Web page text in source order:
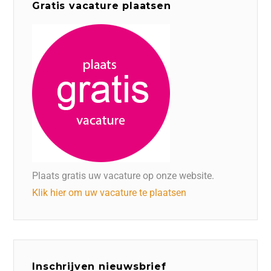
Gratis vacature plaatsen
Plaats gratis uw vacature op onze website.
Klik hier om uw vacature te plaatsen
Inschrijven nieuwsbrief